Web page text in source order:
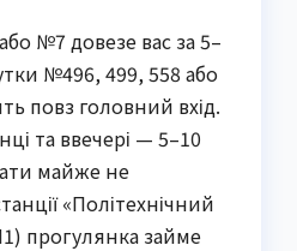
№7 довезе вас за 5–
№496, 499, 558 або
повз головний вхід.
та ввечері — 5–10
майже не
«Політехнічний
прогулянка займе